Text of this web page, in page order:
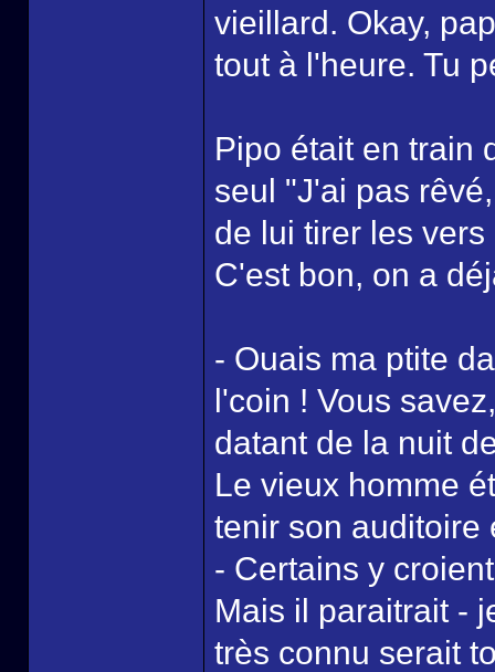
vieillard. Okay,
tout à l'heure. Tu
Pipo était en train
seul "J'ai pas
de lui tirer les
C'est bon, on a
- Ouais ma ptite
l'coin ! Vous
datant de la nuit
Le vieux homme
tenir son auditoire
- Certains y
Mais il paraitrait -
très connu serait